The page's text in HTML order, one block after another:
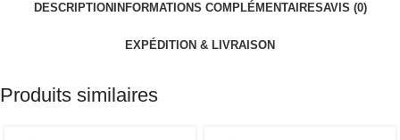
DESCRIPTION INFORMATIONS COMPLÉMENTAIRESAVIS (0)
EXPÉDITION & LIVRAISON
Produits similaires